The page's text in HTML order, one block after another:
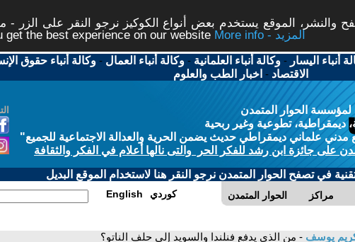
والنشر، الموقع يستخدم بعض أنواع الكوكيز نرجو النقر على الزر -
the best experience on our website
More info - المزيد
أنباء اليسار -وكالة أنباء العلمانية -وكالة أنباء العمال -وكالة أنباء حقوق
الاقتصاد - اخبار الطب والعلوم
لمؤسسة الحوار المتمدن
ديمقراطية، تطوعية وغير ربحية
علماني ديمقراطي حديث يضمن الحرية والعدالة الاجتماعية للجميع"
على جائزة ابن رشد للفكر الحر والتى نالها أعلام في الفكر والثقافة
في تصفح الحوار المتمدن نرجو النقر هنا لاستخدام الموقع البديل
الحوار المتمدن مراكز English كوردي
يوسف - من الذي يدفع فنلندا والسويد إلى حلف الناتو؟